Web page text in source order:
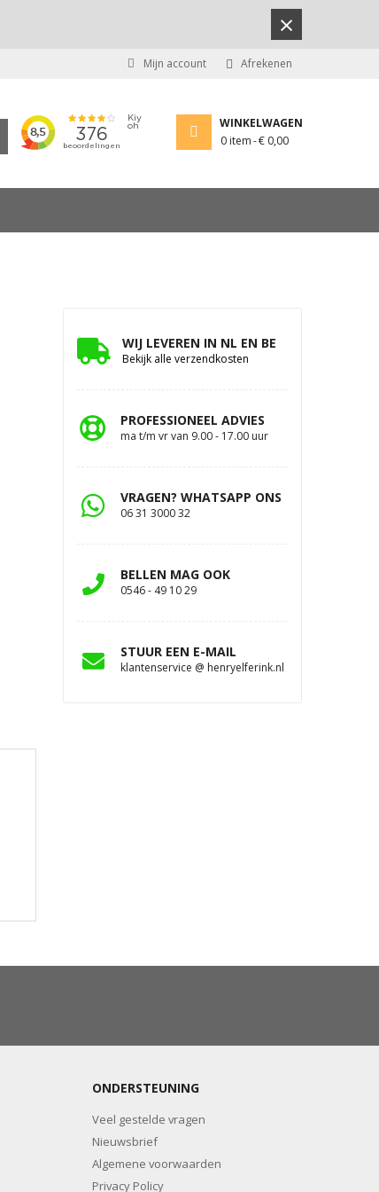
×
Mijn account Afrekenen
WINKELWAGEN
0 item € 0,00
WIJ LEVEREN IN NL EN BE
Bekijk alle verzendkosten
PROFESSIONEEL ADVIES
ma t/m vr van 9.00 - 17.00 uur
VRAGEN? WHATSAPP ONS
06 31 3000 32
BELLEN MAG OOK
0546 - 49 10 29
STUUR EEN E-MAIL
klantenservice @ henryelferink.nl
ONDERSTEUNING
Veel gestelde vragen
Nieuwsbrief
Algemene voorwaarden
Privacy Policy